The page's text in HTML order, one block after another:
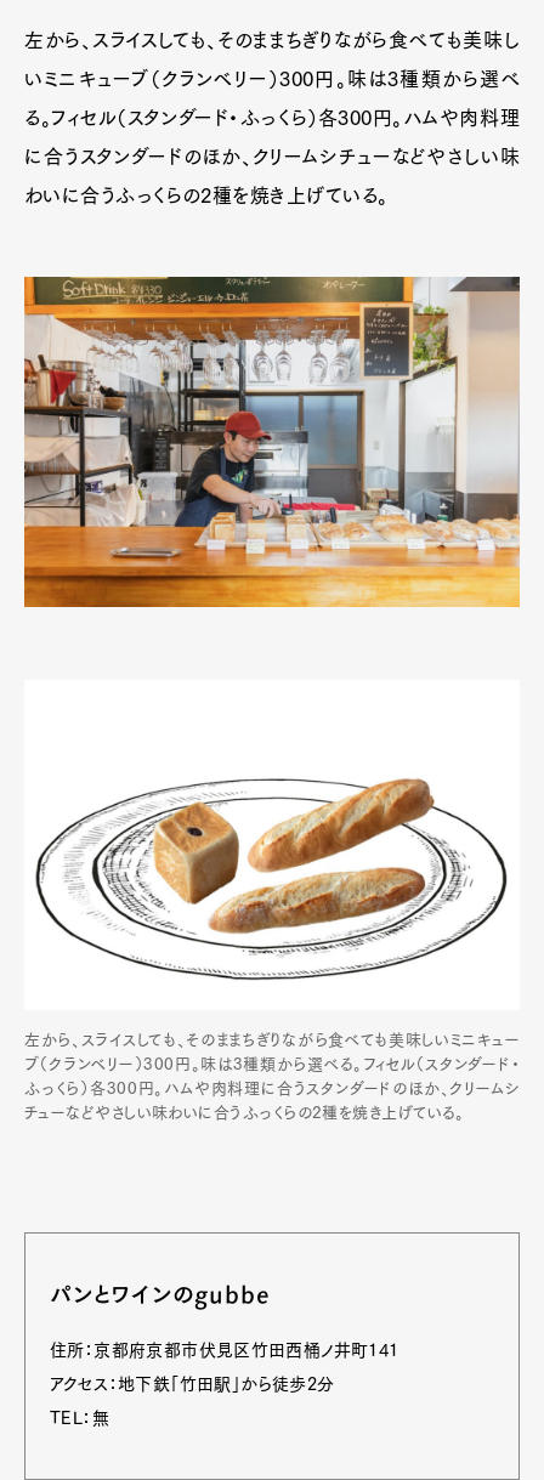
左から、スライスしても、そのままちぎりながら食べても美味し
いミニキューブ（クランベリー）300円。味は3種類から選べ
る。フィセル（スタンダード・ふっくら）各300円。ハムや肉料理
に合うスタンダードのほか、クリームシチューなどやさしい味
わいに合うふっくらの2種を焼き上げている。
左から、スライスしても、そのままちぎりながら食べても美味しいミニキュー
ブ（クランベリー）300円。味は3種類から選べる。フィセル（スタンダード・
ふっくら）各300円。ハムや肉料理に合うスタンダードのほか、クリームシ
チューなどやさしい味わいに合うふっくらの2種を焼き上げている。
パンとワインのgubbe
住所：京都府京都市伏見区竹田西桶ノ井町141
アクセス：地下鉄「竹田駅」から徒歩2分
TEL：無